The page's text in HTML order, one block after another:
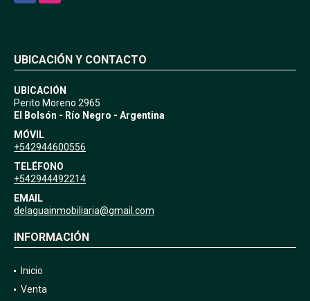
UBICACIÓN Y CONTACTO
UBICACIÓN
Perito Moreno 2965
El Bolsón - Río Negro - Argentina
MÓVIL
+542944600556
TELÉFONO
+542944492214
EMAIL
delaguainmobiliaria@gmail.com
INFORMACIÓN
Inicio
Venta